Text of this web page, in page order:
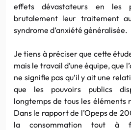
effets dévastateurs en les
brutalement leur traitement
syndrome d’anxiété généralisée.
Je tiens à préciser que cette
mais le travail d’une équipe, que
ne signifie pas qu’il y ait une
que les pouvoirs publics
longtemps de tous les éléments
Dans le rapport de l’Opeps de
la consommation tout à